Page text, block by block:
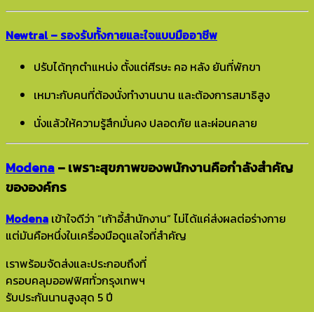
Newtral – รองรับทั้งกายและใจแบบมืออาชีพ
ปรับได้ทุกตำแหน่ง ตั้งแต่ศีรษะ คอ หลัง ยันที่พักขา
เหมาะกับคนที่ต้องนั่งทำงานนาน และต้องการสมาธิสูง
นั่งแล้วให้ความรู้สึกมั่นคง ปลอดภัย และผ่อนคลาย
Modena– เพราะสุขภาพของพนักงานคือกำลังสำคัญ
ขององค์กร
Modena เข้าใจดีว่า “เก้าอี้สำนักงาน” ไม่ได้แค่ส่งผลต่อร่างกาย
แต่มันคือหนึ่งในเครื่องมือดูแลใจที่สำคัญ
เราพร้อมจัดส่งและประกอบถึงที่
ครอบคลุมออฟฟิศทั่วกรุงเทพฯ
รับประกันนานสูงสุด 5 ปี